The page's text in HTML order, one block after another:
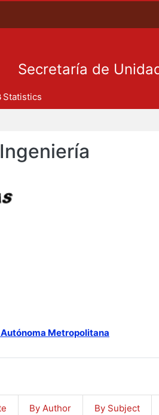
Secretaría de
Statistics
Metropolitana
By Author By Subject